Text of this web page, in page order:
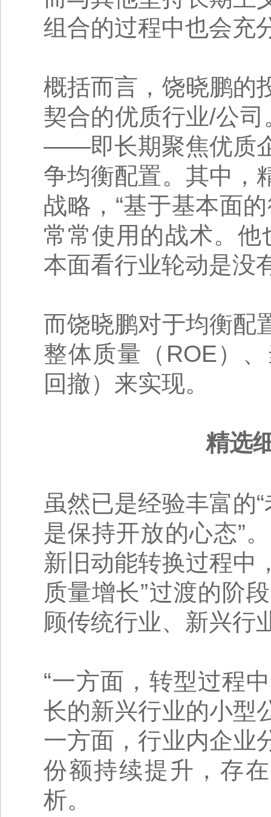
组合的过程中也会充
概括而言，饶晓鹏的
契合的优质行业/公
——即长期聚焦优质
争均衡配置。其中，
战略，“基于基本面
常常使用的战术。他
本面看行业轮动是没
而饶晓鹏对于均衡配
整体质量（ROE）
回撤）来实现。
精选
虽然已是经验丰富的
是保持开放的心态”
新旧动能转换过程中
质量增长”过渡的阶
顾传统行业、新兴行
“一方面，转型过程
长的新兴行业的小型
一方面，行业内企业
份额持续提升，存
析。